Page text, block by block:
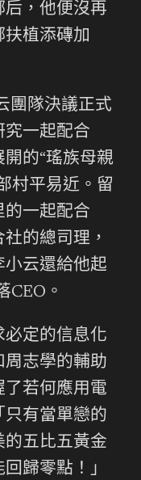
，他便沒再
植添磚加
團隊決議正式
究一起配合
的“瑤族母親
村平易近。留
的一起配合
的總司理，
小云還給他起
CEO。
必定的信息化
周志學的輔助
了若何應用電
有當單戀的
五比五黃金
歸零點！」